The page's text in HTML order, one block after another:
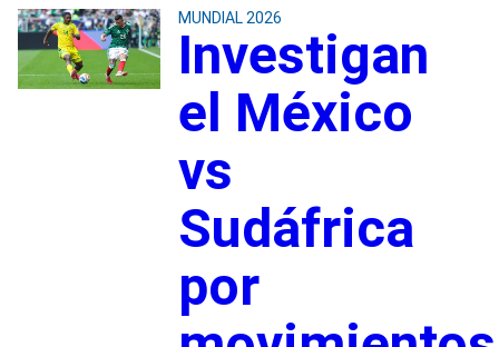
MUNDIAL 2026
Investigan
el México
vs
Sudáfrica
por